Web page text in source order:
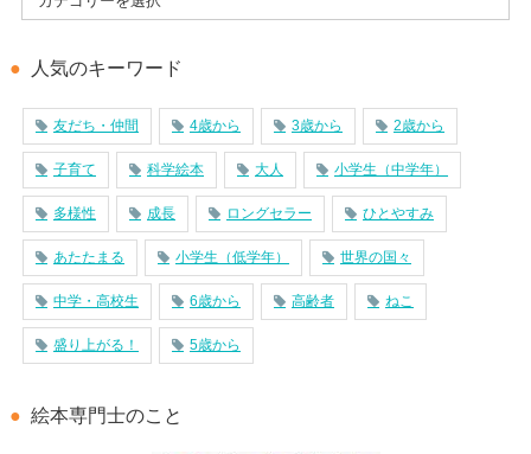
人気のキーワード
友だち・仲間 4歳から 3歳から 2歳から
子育て 科学絵本 大人 小学生（中学年）
多様性 成長 ロングセラー ひとやすみ
あたたまる 小学生（低学年） 世界の国々
中学・高校生 6歳から 高齢者 ねこ
盛り上がる！ 5歳から
絵本専門士のこと